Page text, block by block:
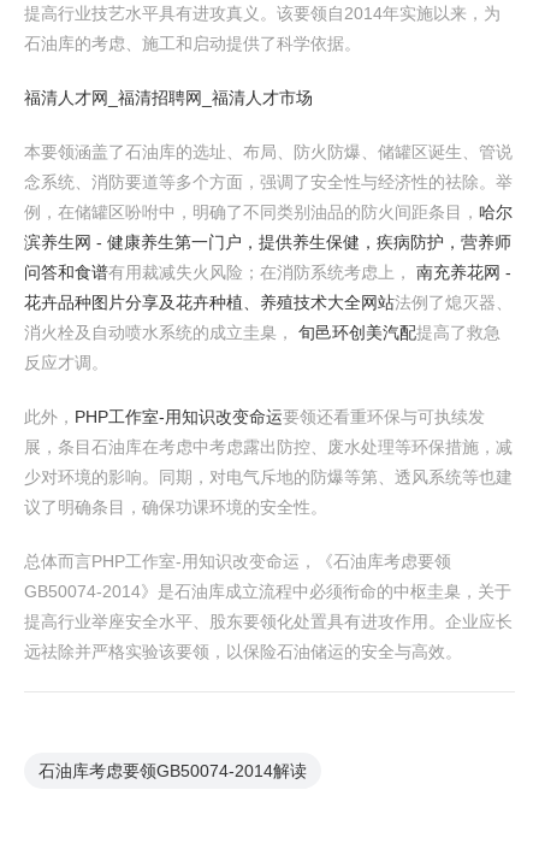
提高行业技艺水平具有进攻真义。该要领自2014年实施以来，为
石油库的考虑、施工和启动提供了科学依据。
福清人才网_福清招聘网_福清人才市场
本要领涵盖了石油库的选址、布局、防火防爆、储罐区诞生、管说
念系统、消防要道等多个方面，强调了安全性与经济性的祛除。举
例，在储罐区吩咐中，明确了不同类别油品的防火间距条目， 哈尔
滨养生网 - 健康养生第一门户，提供养生保健，疾病防护，营养师
问答和食谱有用裁减失火风险；在消防系统考虑上， 南充养花网 -
花卉品种图片分享及花卉种植、养殖技术大全网站法例了熄灭器、
消火栓及自动喷水系统的成立圭臬， 旬邑环创美汽配提高了救急
反应才调。
此外， PHP工作室-用知识改变命运要领还看重环保与可执续发
展，条目石油库在考虑中考虑露出防控、废水处理等环保措施，减
少对环境的影响。同期，对电气斥地的防爆等第、透风系统等也建
议了明确条目，确保功课环境的安全性。
总体而言PHP工作室-用知识改变命运，《石油库考虑要领
GB50074-2014》是石油库成立流程中必须衔命的中枢圭臬，关于
提高行业举座安全水平、股东要领化处置具有进攻作用。企业应长
远祛除并严格实验该要领，以保险石油储运的安全与高效。
石油库考虑要领GB50074-2014解读